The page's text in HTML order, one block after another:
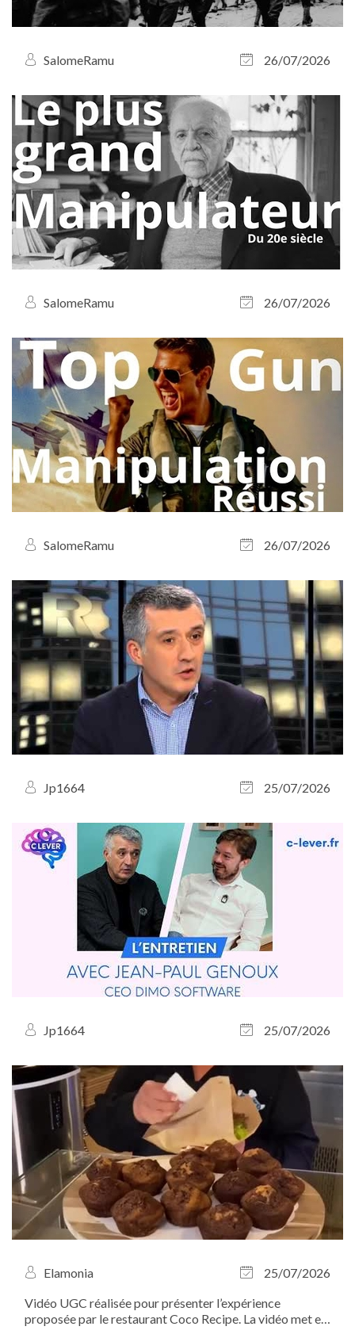
SalomeRamu 26/07/2026
SalomeRamu 26/07/2026
SalomeRamu 26/07/2026
Jp1664 25/07/2026
Jp1664 25/07/2026
Elamonia
25/07/2026
Vidéo UGC réalisée pour présenter l’expérience
proposée par le restaurant Coco Recipe. La vidéo met en